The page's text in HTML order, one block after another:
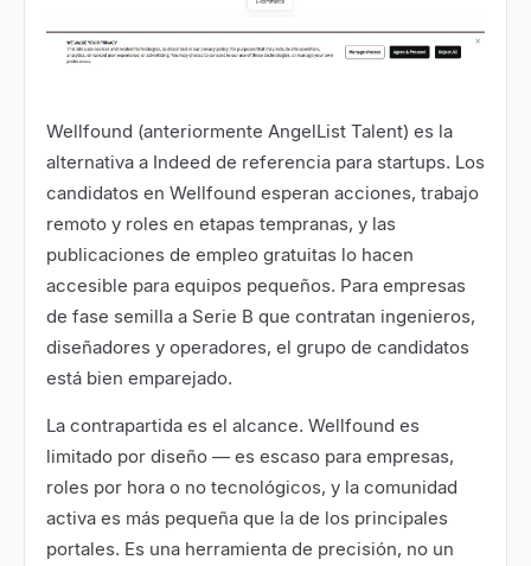
Wellfound (anteriormente AngelList Talent) es la
alternativa a Indeed de referencia para startups. Los
candidatos en Wellfound esperan acciones, trabajo
remoto y roles en etapas tempranas, y las
publicaciones de empleo gratuitas lo hacen
accesible para equipos pequeños. Para empresas
de fase semilla a Serie B que contratan ingenieros,
diseñadores y operadores, el grupo de candidatos
está bien emparejado.
La contrapartida es el alcance. Wellfound es
limitado por diseño — es escaso para empresas,
roles por hora o no tecnológicos, y la comunidad
activa es más pequeña que la de los principales
portales. Es una herramienta de precisión, no un